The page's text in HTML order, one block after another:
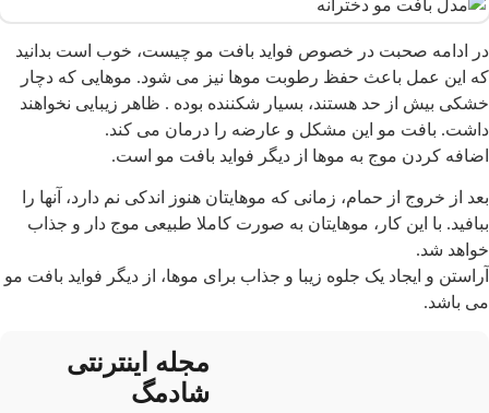
ادامه صحبت در خصوص فواید بافت مو چیست، خوب است بدانید
این عمل باعث حفظ رطوبت موها نیز می شود. موهایی که دچار
بیش از حد هستند، بسیار شکننده بوده . ظاهر زیبایی نخواهند
بافت مو این مشکل و عارضه را درمان می کند.
کردن موج به موها از دیگر فواید بافت مو است.
از خروج از حمام، زمانی که موهایتان هنوز اندکی نم دارد، آنها را
با این کار، موهایتان به صورت کاملا طبیعی موج دار و جذاب
شد.
و ایجاد یک جلوه زیبا و جذاب برای موها، از دیگر فواید بافت مو
باشد.
مجله اینترنتی
شادمگ